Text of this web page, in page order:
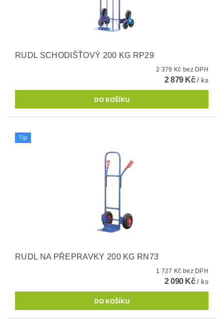
RUDL SCHODIŠŤOVÝ 200 KG RP29
2 379 Kč bez DPH
2 879 Kč/ ks
Tip
RUDL NA PŘEPRAVKY 200 KG RN73
1 727 Kč bez DPH
2 090 Kč/ ks